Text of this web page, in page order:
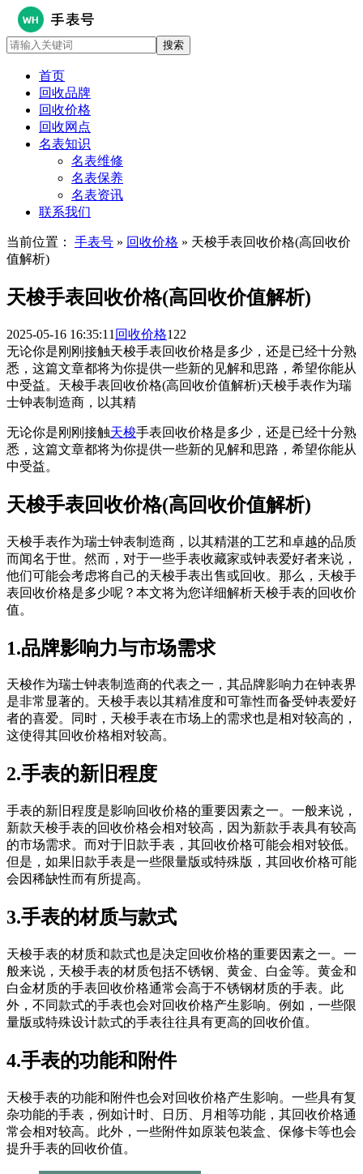
首页
回收品牌
回收价格
回收网点
名表知识
名表维修
名表保养
名表资讯
联系我们
当前位置： 手表号 » 回收价格 » 天梭手表回收价格(高回收价
值解析)
天梭手表回收价格(高回收价值解析)
2025-05-16 16:35:11 回收价格122
无论你是刚刚接触天梭手表回收价格是多少，还是已经十分熟
悉，这篇文章都将为你提供一些新的见解和思路，希望你能从
中受益。天梭手表回收价格(高回收价值解析)天梭手表作为瑞
士钟表制造商，以其精
无论你是刚刚接触天梭手表回收价格是多少，还是已经十分熟
悉，这篇文章都将为你提供一些新的见解和思路，希望你能从
中受益。
天梭手表回收价格(高回收价值解析)
天梭手表作为瑞士钟表制造商，以其精湛的工艺和卓越的品质
而闻名于世。然而，对于一些手表收藏家或钟表爱好者来说，
他们可能会考虑将自己的天梭手表出售或回收。那么，天梭手
表回收价格是多少呢？本文将为您详细解析天梭手表的回收价
值。
1.品牌影响力与市场需求
天梭作为瑞士钟表制造商的代表之一，其品牌影响力在钟表界
是非常显著的。天梭手表以其精准度和可靠性而备受钟表爱好
者的喜爱。同时，天梭手表在市场上的需求也是相对较高的，
这使得其回收价格相对较高。
2.手表的新旧程度
手表的新旧程度是影响回收价格的重要因素之一。一般来说，
新款天梭手表的回收价格会相对较高，因为新款手表具有较高
的市场需求。而对于旧款手表，其回收价格可能会相对较低。
但是，如果旧款手表是一些限量版或特殊版，其回收价格可能
会因稀缺性而有所提高。
3.手表的材质与款式
天梭手表的材质和款式也是决定回收价格的重要因素之一。一
般来说，天梭手表的材质包括不锈钢、黄金、白金等。黄金和
白金材质的手表回收价格通常会高于不锈钢材质的手表。此
外，不同款式的手表也会对回收价格产生影响。例如，一些限
量版或特殊设计款式的手表往往具有更高的回收价值。
4.手表的功能和附件
天梭手表的功能和附件也会对回收价格产生影响。一些具有复
杂功能的手表，例如计时、日历、月相等功能，其回收价格通
常会相对较高。此外，一些附件如原装包装盒、保修卡等也会
提升手表的回收价值。